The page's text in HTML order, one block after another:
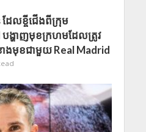
ែលខ្ចីជើងពីក្រុម
ង្ហាញមុខក្រហមដែលត្រូវ
ាងមុខជាមួយ Real Madrid